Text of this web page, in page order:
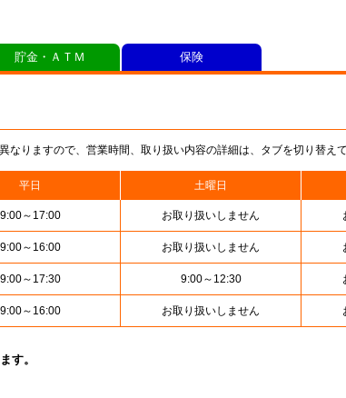
りますので、営業時間、取り扱い内容の詳細は、タブを切り替えて
平日 土曜日
9:00～17:00 お取り扱いしません
9:00～16:00 お取り扱いしません
9:00～17:30 9:00～12:30
9:00～16:00 お取り扱いしません
す。
貯金・ＡＴＭ 保険